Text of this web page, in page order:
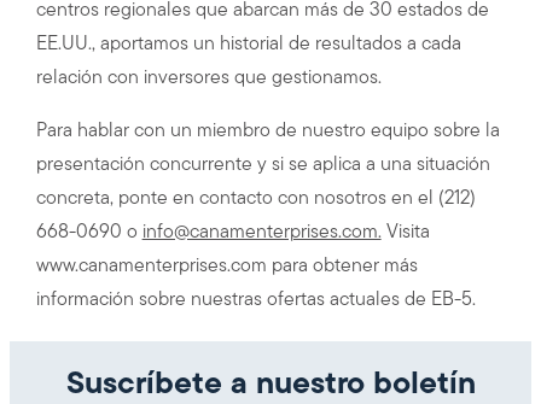
centros regionales que abarcan más de 30 estados de
EE.UU., aportamos un historial de resultados a cada
relación con inversores que gestionamos.
Para hablar con un miembro de nuestro equipo sobre la
presentación concurrente y si se aplica a una situación
concreta, ponte en contacto con nosotros en el (212)
668-0690 o info@canamenterprises.com.Visita
www.canamenterprises.com para obtener más
información sobre nuestras ofertas actuales de EB-5.
Suscríbete a nuestro boletín